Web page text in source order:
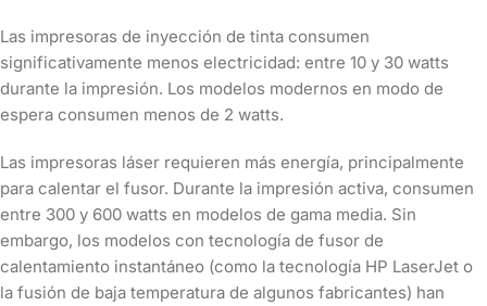
Las impresoras de inyección de tinta consumen
significativamente menos electricidad: entre 10 y 30 watts
durante la impresión. Los modelos modernos en modo de
espera consumen menos de 2 watts.
Las impresoras láser requieren más energía, principalmente
para calentar el fusor. Durante la impresión activa, consumen
entre 300 y 600 watts en modelos de gama media. Sin
embargo, los modelos con tecnología de fusor de
calentamiento instantáneo (como la tecnología HP LaserJet o
la fusión de baja temperatura de algunos fabricantes) han